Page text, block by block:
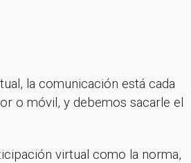
la comunicación está cada
o móvil, y debemos sacarle el
virtual como la norma,